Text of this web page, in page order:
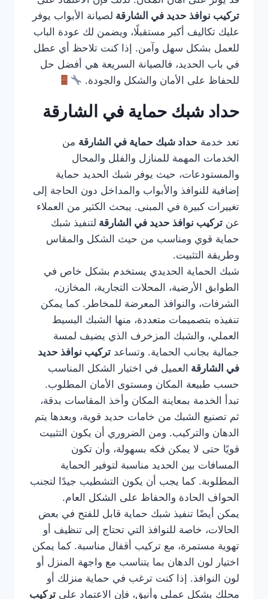
تركيب نوافذ حديد في الشارقة لصيانة الأبواب يوفر
عليك تكاليف أكبر مستقبلًا، ويضمن لك عودة الباب
للعمل بشكل سهل وآمن. إذا كنت تلاحظ أي عطل
في باب الحديد، فالصيانة السريعة هي أفضل حل
للحفاظ على الأمان والشكل والجودة.
حداد شبك حماية في الشارقة
تعد خدمة حداد شبك حماية في الشارقة من
الخدمات المهمة للمنازل والفلل والمحال
والمستودعات، حيث يوفر شبك الحديد حماية
إضافية للنوافذ والأبواب والمداخل دون الحاجة إلى
تغييرات كبيرة في المبنى. يبحث الكثير من العملاء
عن تركيب نوافذ حديد في الشارقة لتنفيذ شبك
حماية قوي ومناسب من حيث الشكل والمقاس
وطريقة التثبيت.
شبك الحماية الحديدي يستخدم بشكل خاص في
الطوابق الأرضية، المحلات التجارية، المخازن،
الشرفات، والنوافذ المعرضة للمخاطر. كما يمكن
تنفيذه بتصميمات متعددة، منها الشبك البسيط
العملي، والشبك المزخرف الذي يضيف لمسة
جمالية بجانب الحماية. وتساعد تركيب نوافذ حديد
في الشارقة العميل في اختيار الشكل المناسب
حسب طبيعة المكان ومستوى الأمان المطلوب.
تبدأ الخدمة بمعاينة المكان وأخذ المقاسات بدقة،
ثم تصنيع الشبك من خامات حديد قوية، وبعدها يتم
الدهان والتركيب. ومن الضروري أن يكون التثبيت
قويًا حتى لا يمكن فكه بسهولة، وأن تكون
المسافات بين الحديد مناسبة لتوفير الحماية
المطلوبة. كما يجب أن يكون التشطيب جيدًا لتجنب
الحواف الحادة والحفاظ على الشكل العام.
يمكن أيضًا تنفيذ شبك حماية قابل للفتح في بعض
الحالات، خاصة للنوافذ التي تحتاج إلى تنظيف أو
تهوية مستمرة، مع تركيب أقفال مناسبة. كما يمكن
اختيار لون الدهان بما يتناسب مع واجهة المنزل أو
لون النوافذ. إذا كنت ترغب في حماية منزلك أو
محلك بشكل عملي وأنيق، فإن الاعتماد على تركيب